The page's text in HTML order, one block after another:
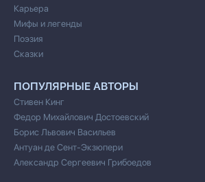
Карьера
Мифы и легенды
Поэзия
Сказки
ПОПУЛЯРНЫЕ АВТОРЫ
Стивен Кинг
Федор Михайлович Достоевский
Борис Львович Васильев
Антуан де Сент-Экзюпери
Александр Сергеевич Грибоедов